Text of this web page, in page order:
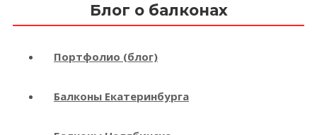
Блог о балконах
Портфолио (блог)
Балконы Екатеринбурга